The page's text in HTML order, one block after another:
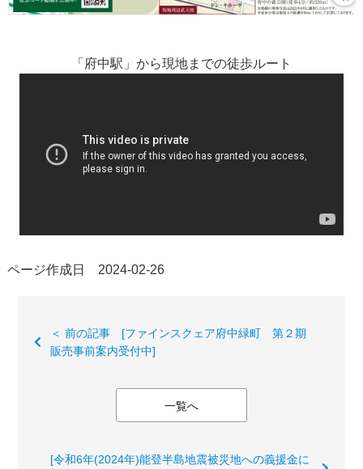
「府中駅」から現地までの徒歩ルート
ページ作成日 2024-02-26
＜ 前の記事 [ファインスクェア府中緑町 第２期
販売事前案内受付中]
一覧へ
[令和6年(2024年)能登半島地震被災地への義援金に